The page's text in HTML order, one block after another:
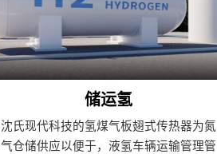
储运氢
沈氏现代科技的氢煤气板翅式传热器为氮
气仓储供应以便于，液氢车辆运输管理管